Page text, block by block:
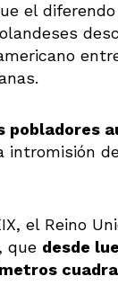
el
pobladores
intromisión
el Reino
que desde